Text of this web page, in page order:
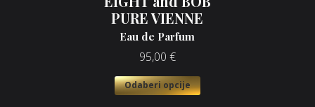
PURE VIENNE
Eau de Parfum
95,00 €
Odaberi opcije